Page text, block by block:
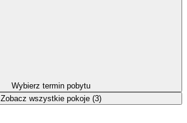
Wybierz termin pobytu
Zobacz wszystkie pokoje (3)